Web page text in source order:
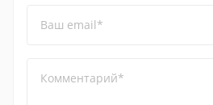
Ваш email*
Комментарий*